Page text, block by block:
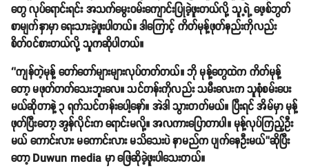
တွေ လုပ်ရောင်းရင်း အသက်မွေးဝမ်းကျောင်းပြုခဲ့ဖူးတယ်လို့ သူ့ရဲ့ ဖေ့စ်ဘွတ်
စာမျက်နှာမှာ ရေးသားခဲ့ဖူးပါတယ်။ ဒါကြောင့် ကိတ်မုန့်ဖုတ်နည်းကိုလည်း
စိတ်ဝင်စားတယ်လို့ သူကဆိုပါတယ်။
‘’ကျန်တဲ့မုန့် တော်တော်များများလုပ်တတ်တယ်။ ဘို မုန့်တွေထဲက ကိတ်မုန့်
တော့ မဖုတ်တတ်သေးဘူးလေ။ သင်တန်းကိုလည်း သမီးလေးက သူစုံစမ်းပေး
မယ်ဆိုတာနဲ့ ၃ ရက်သင်တန်းပေါ့နော်။ အဲဒါ သွားတတ်မယ်။ ပြီးရင် အိမ်မှာ မုန့်
ဖုတ်ပြီးတော့ အွန်လိုင်းက ရောင်းမလို့။ အလကားပြောတာပါ။ မုန့်လုပ်ကြည့်ဦး
မယ် ကောင်းလား မကောင်းလား မသိသေးပဲ နာမည်က ပျက်နေဦးမယ်’’ဆိုပြီး
တော့ Duwun media မှာ ဖြေဆိုခဲ့ဖူးပါသေးတယ်။